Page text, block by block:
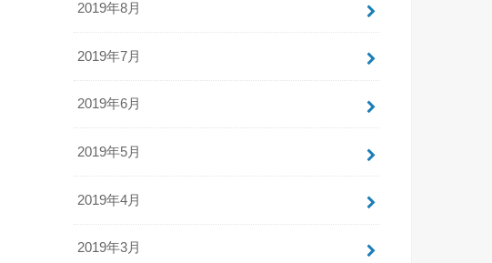
2019年8月
2019年7月
2019年6月
2019年5月
2019年4月
2019年3月